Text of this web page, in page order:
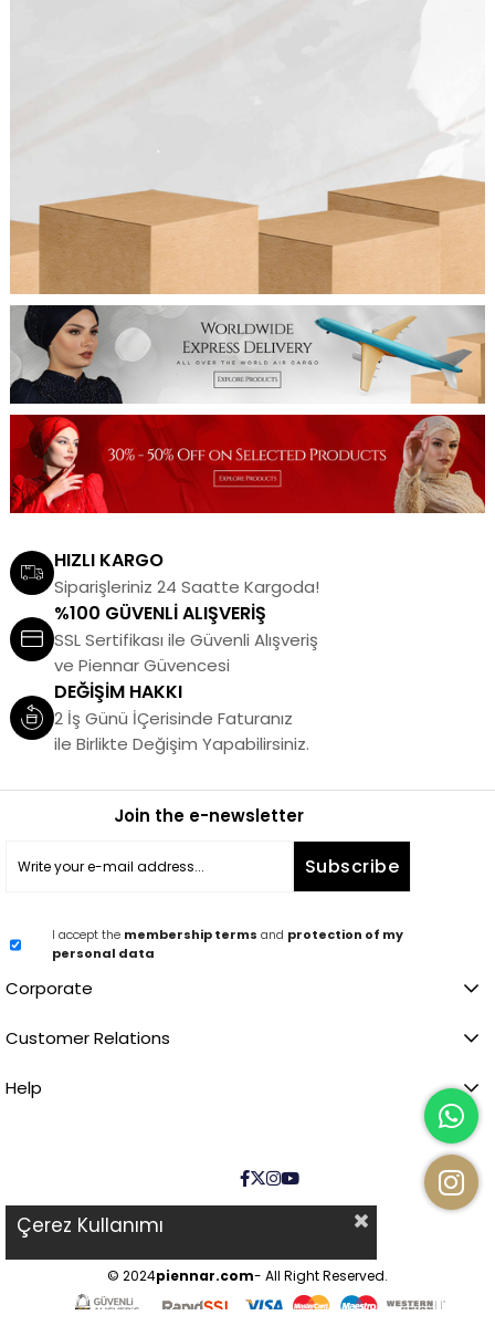
HIZLI KARGO
Siparişleriniz 24 Saatte Kargoda!
%100 GÜVENLİ ALIŞVERİŞ
SSL Sertifikası ile Güvenli Alışveriş
ve Piennar Güvencesi
DEĞİŞİM HAKKI
2 İş Günü İÇerisinde Faturanız
ile Birlikte Değişim Yapabilirsiniz.
Join the e-newsletter
Subscribe
I accept the membership terms and protection of my
personal data
Corporate
Customer Relations
Help
© 2024piennar.com- All Right Reserved.
Çerez Kullanımı